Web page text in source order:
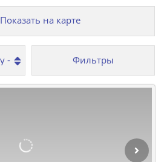
Показать на карте
Фильтры